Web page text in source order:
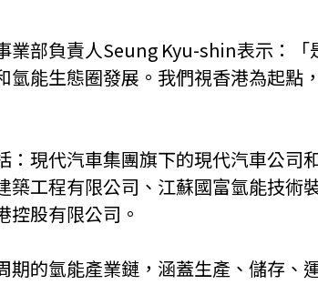
業部負責人Seung Kyu-shin表示：
能生態圈發展。我們視香港為起
：現代汽車集團旗下的現代汽車公
築工程有限公司、江蘇國富氫能技
股有限公司。
的氫能產業鏈，涵蓋生產、儲存、